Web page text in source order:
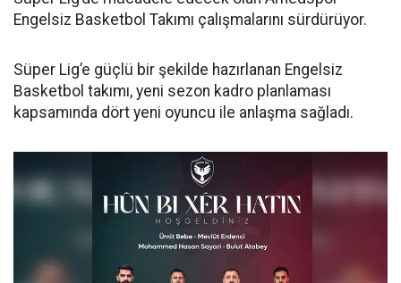
Engelsiz Basketbol Takımı çalışmalarını sürdürüyor.
Süper Lig’e güçlü bir şekilde hazırlanan Engelsiz
Basketbol takımı, yeni sezon kadro planlaması
kapsamında dört yeni oyuncu ile anlaşma sağladı.